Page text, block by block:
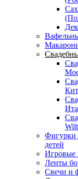
Фигурки
детей
Игровые
Ленты
Свечи и